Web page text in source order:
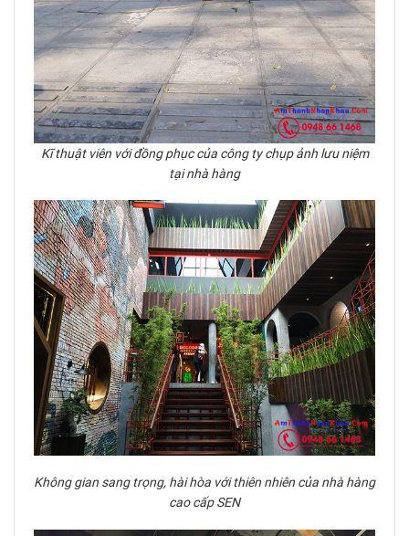
Kĩ thuật viên với đồng phục của công ty chụp ảnh lưu niệm
tại nhà hàng
Không gian sang trọng, hài hòa với thiên nhiên của nhà hàng
cao cấp SEN